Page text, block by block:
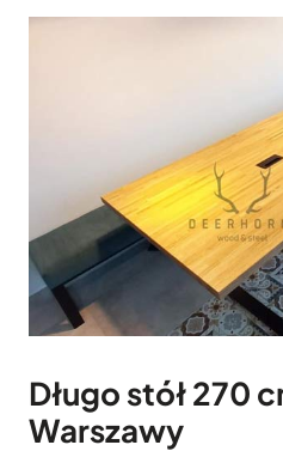
Długo stół 270
Warszawy